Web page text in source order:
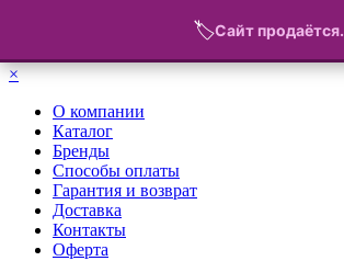
×
О компании
Каталог
Бренды
Способы оплаты
Гарантия и возврат
Доставка
Контакты
Оферта
🏷️Сайт продаётся.